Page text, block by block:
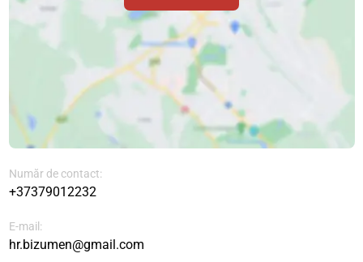
Număr de contact:
+37379012232
E-mail:
hr.bizumen@gmail.com